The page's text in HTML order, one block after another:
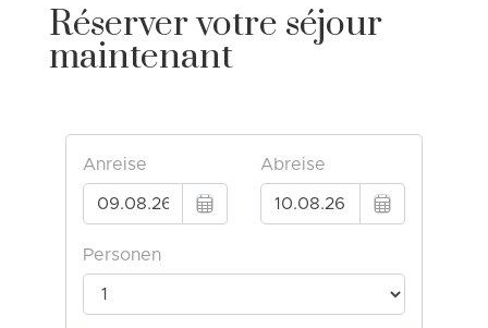
Réserver votre séjour
maintenant